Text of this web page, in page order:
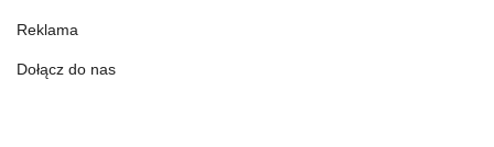
Reklama
Dołącz do nas